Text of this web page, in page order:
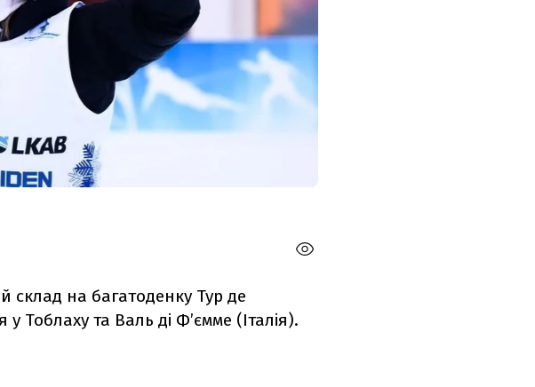
склад на багатоденку Тур де
Тоблаху та Валь ді Ф’ємме (Італія).